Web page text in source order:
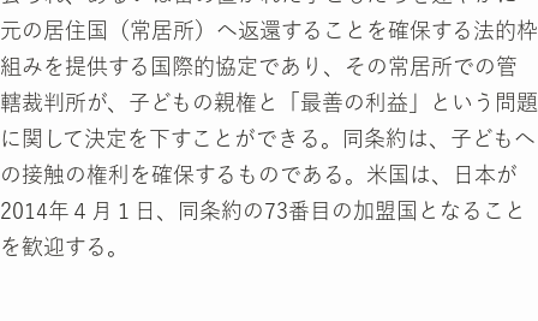
元の居住国（常居所）へ返還することを確保する法的枠
組みを提供する国際的協定であり、その常居所での管
轄裁判所が、子どもの親権と「最善の利益」という問題
に関して決定を下すことができる。同条約は、子どもへ
の接触の権利を確保するものである。米国は、日本が
2014年４月１日、同条約の73番目の加盟国となること
を歓迎する。